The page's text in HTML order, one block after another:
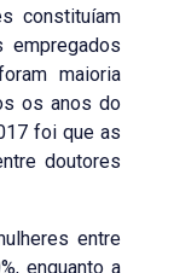
constituíam
empregados
maioria
os anos do
foi que as
doutores
entre
enquanto a